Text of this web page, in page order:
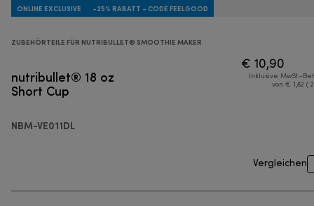
ONLINE EXCLUSIVE -25% RABATT - CODE FEELGOOD
ZUBEHÖRTEILE FÜR NUTRIBULLET® SMOOTHIE MAKER
nutribullet® 18 oz
Short Cup
NBM-VE011DL
€ 10,90
Inklusive MwSt.-
von € 1,82 (
Vergleichen